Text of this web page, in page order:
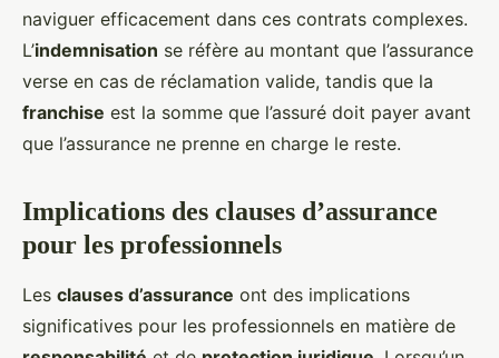
naviguer efficacement dans ces contrats complexes.
L’indemnisation se réfère au montant que l’assurance
verse en cas de réclamation valide, tandis que la
franchise est la somme que l’assuré doit payer avant
que l’assurance ne prenne en charge le reste.
Implications des clauses d’assurance
pour les professionnels
Les clauses d’assurance ont des implications
significatives pour les professionnels en matière de